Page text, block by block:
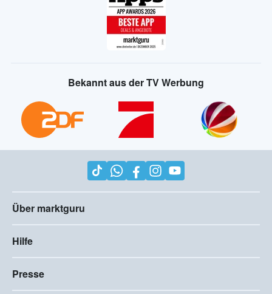
Bekannt aus der TV Werbung
Über marktguru
Hilfe
Presse